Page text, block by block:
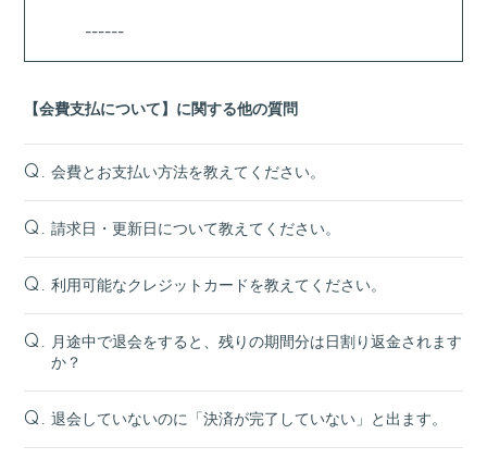
------
【会費支払について】に関する他の質問
Q. 会費とお支払い方法を教えてください。
Q. 請求日・更新日について教えてください。
Q. 利用可能なクレジットカードを教えてください。
Q. 月途中で退会をすると、残りの期間分は日割り返金されます
か？
Q. 退会していないのに「決済が完了していない」と出ます。